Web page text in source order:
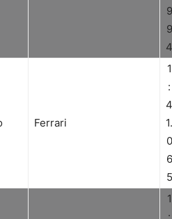
9
9
4
Ferrari
1
:
4
1.
0
6
5
1